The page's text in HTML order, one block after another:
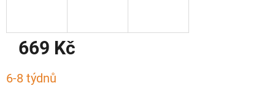
669 Kč
cena:
6-8 týdnů